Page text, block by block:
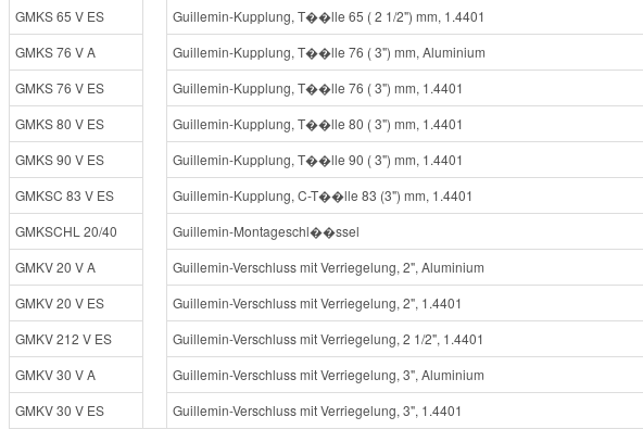
GMKS65 V ES Guillemin-Kupplung, T��lle 65 (2 1/2") mm, 1.4401
GMKS76 VA Guillemin-Kupplung, T��lle 76 (3") mm, Aluminium
GMKS76 V ES Guillemin-Kupplung, T��lle 76 (3") mm, 1.4401
GMKS80 V ES Guillemin-Kupplung, T��lle 80 (3") mm, 1.4401
GMKS90 V ES Guillemin-Kupplung, T��lle 90 (3") mm, 1.4401
GMKSC 83 V ES Guillemin-Kupplung, C-T��lle 83 (3") mm, 1.4401
GMKSCHL 20/40 Guillemin-Montageschl��ssel
GMKV20 VA Guillemin-VerschlussmitVerriegelung, 2", Aluminium
GMKV20 V ES Guillemin-VerschlussmitVerriegelung, 2", 1.4401
GMKV212 V ES Guillemin-VerschlussmitVerriegelung, 2 1/2", 1.4401
GMKV30 VA Guillemin-VerschlussmitVerriegelung, 3", Aluminium
GMKV30 V ES Guillemin-VerschlussmitVerriegelung, 3", 1.4401